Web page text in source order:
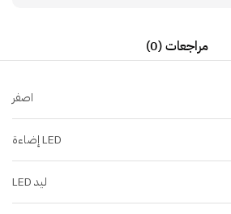
مراجعات (0)
اصفر
LED إضاءة
ليد LED